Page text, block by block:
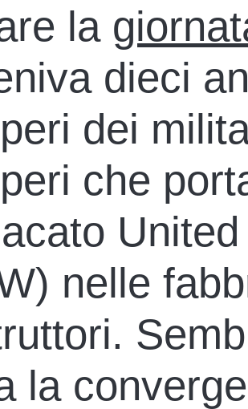
la
dieci
dei
che
nelle
la